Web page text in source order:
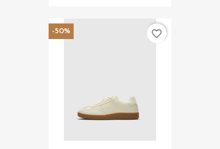
-50% favorite_border